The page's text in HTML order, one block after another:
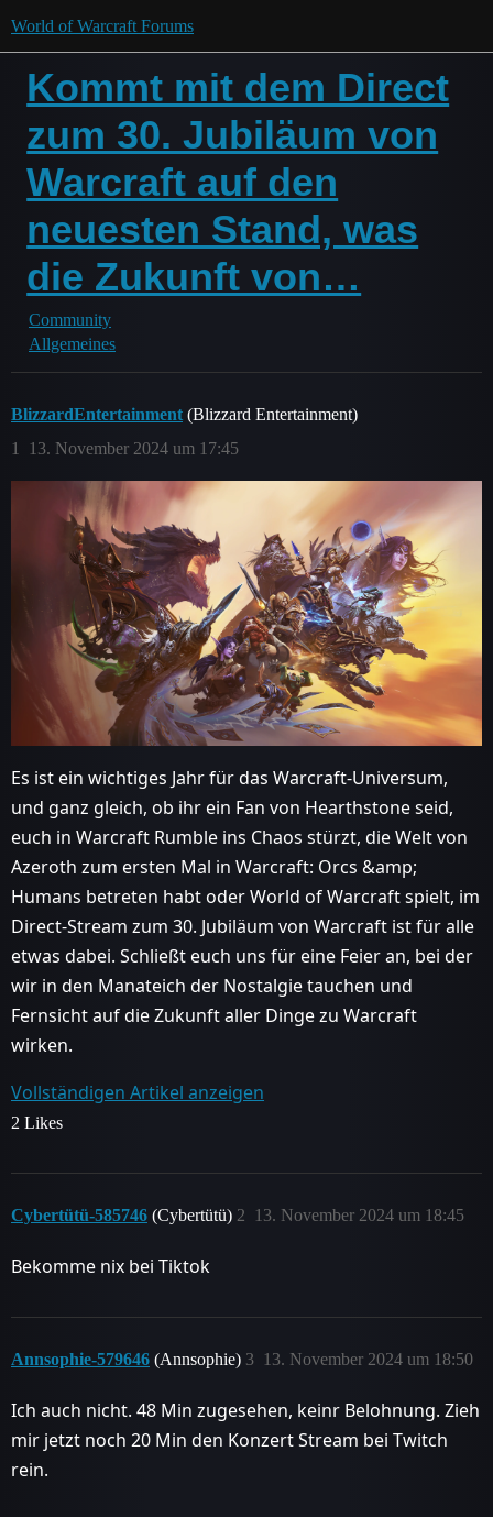
World of Warcraft Forums
Kommt mit dem Direct
zum 30. Jubiläum von
Warcraft auf den
neuesten Stand, was
die Zukunft von…
Community
Allgemeines
BlizzardEntertainment (Blizzard Entertainment)
13. November 2024 um 17:45
1
Es ist ein wichtiges Jahr für das Warcraft-Universum,
und ganz gleich, ob ihr ein Fan von Hearthstone seid,
euch in Warcraft Rumble ins Chaos stürzt, die Welt von
Azeroth zum ersten Mal in Warcraft: Orcs &amp;
Humans betreten habt oder World of Warcraft spielt, im
Direct-Stream zum 30. Jubiläum von Warcraft ist für alle
etwas dabei. Schließt euch uns für eine Feier an, bei der
wir in den Manateich der Nostalgie tauchen und
Fernsicht auf die Zukunft aller Dinge zu Warcraft
wirken.
Vollständigen Artikel anzeigen
2 Likes
Cybertütü-585746 (Cybertütü) 13. November 2024 um 18:45
2
Bekomme nix bei Tiktok
Annsophie-579646 (Annsophie) 13. November 2024 um 18:50
3
Ich auch nicht. 48 Min zugesehen, keinr Belohnung. Zieh
mir jetzt noch 20 Min den Konzert Stream bei Twitch
rein.